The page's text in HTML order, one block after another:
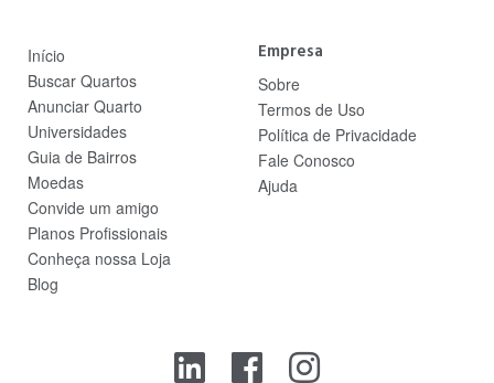
Início
Buscar Quartos
Anunciar Quarto
Universidades
Guia de Bairros
Moedas
Convide um amigo
Planos Profissionais
Conheça nossa Loja
Blog
Empresa
Sobre
Termos de Uso
Política de Privacidade
Fale Conosco
Ajuda